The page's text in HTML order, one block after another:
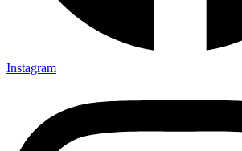
Instagram